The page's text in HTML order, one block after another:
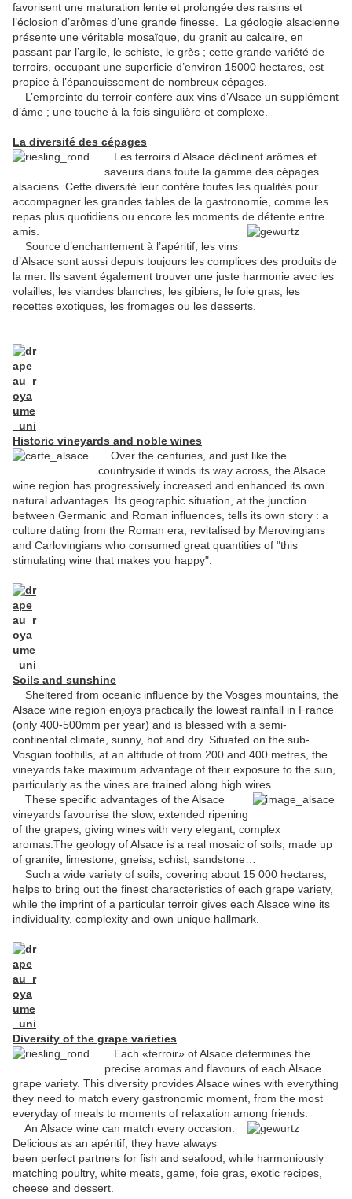
favorisent une maturation lente et prolongée des raisins et
l’éclosion d’arômes d’une grande finesse. La géologie alsacienne
présente une véritable mosaïque, du granit au calcaire, en
passant par l’argile, le schiste, le grès ; cette grande variété de
terroirs, occupant une superficie d’environ 15000 hectares, est
propice à l’épanouissement de nombreux cépages.
L’empreinte du terroir confère aux vins d’Alsace un supplément
d’âme ; une touche à la fois singulière et complexe.
La diversité des cépages
Les terroirs d’Alsace déclinent arômes et
saveurs dans toute la gamme des cépages
alsaciens. Cette diversité leur confère toutes les qualités pour
accompagner les grandes tables de la gastronomie, comme les
repas plus quotidiens ou encore les moments de détente entre
amis.
Source d’enchantement à l’apéritif, les vins
d’Alsace sont aussi depuis toujours les complices des produits de
la mer. Ils savent également trouver une juste harmonie avec les
volailles, les viandes blanches, les gibiers, le foie gras, les
recettes exotiques, les fromages ou les desserts.
Historic vineyards and noble wines
Over the centuries, and just like the
countryside it winds its way across, the Alsace
wine region has progressively increased and enhanced its own
natural advantages. Its geographic situation, at the junction
between Germanic and Roman influences, tells its own story : a
culture dating from the Roman era, revitalised by Merovingians
and Carlovingians who consumed great quantities of "this
stimulating wine that makes you happy".
Soils and sunshine
Sheltered from oceanic influence by the Vosges mountains, the
Alsace wine region enjoys practically the lowest rainfall in France
(only 400-500mm per year) and is blessed with a semi-
continental climate, sunny, hot and dry. Situated on the sub-
Vosgian foothills, at an altitude of from 200 and 400 metres, the
vineyards take maximum advantage of their exposure to the sun,
particularly as the vines are trained along high wires.
These specific advantages of the Alsace
vineyards favourise the slow, extended ripening
of the grapes, giving wines with very elegant, complex
aromas.The geology of Alsace is a real mosaic of soils, made up
of granite, limestone, gneiss, schist, sandstone…
Such a wide variety of soils, covering about 15 000 hectares,
helps to bring out the finest characteristics of each grape variety,
while the imprint of a particular terroir gives each Alsace wine its
individuality, complexity and own unique hallmark.
Diversity of the grape varieties
Each «terroir» of Alsace determines the
precise aromas and flavours of each Alsace
grape variety. This diversity provides Alsace wines with everything
they need to match every gastronomic moment, from the most
everyday of meals to moments of relaxation among friends.
An Alsace wine can match every occasion.
Delicious as an apéritif, they have always
been perfect partners for fish and seafood, while harmoniously
matching poultry, white meats, game, foie gras, exotic recipes,
cheese and dessert.